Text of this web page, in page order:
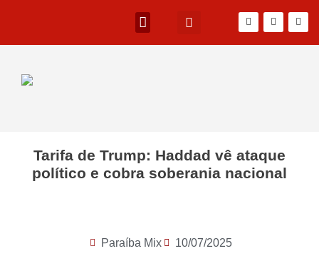
Tarifa de Trump: Haddad vê ataque
político e cobra soberania nacional
Paraíba Mix 10/07/2025